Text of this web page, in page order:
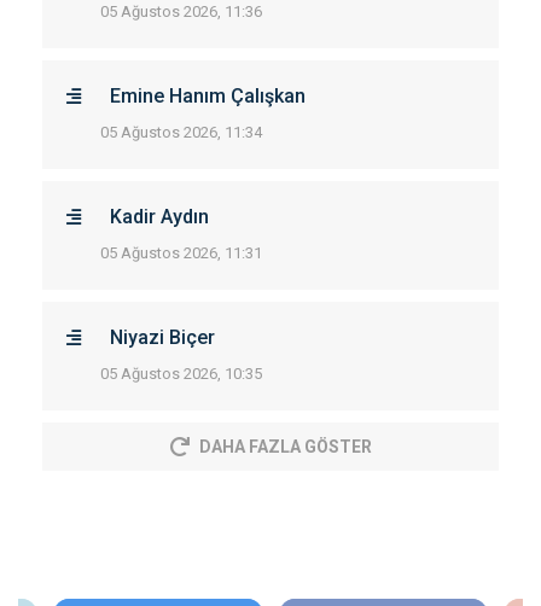
05 Ağustos 2026, 11:36
Emine Hanım Çalışkan
05 Ağustos 2026, 11:34
Kadir Aydın
05 Ağustos 2026, 11:31
Niyazi Biçer
05 Ağustos 2026, 10:35
DAHA FAZLA GÖSTER